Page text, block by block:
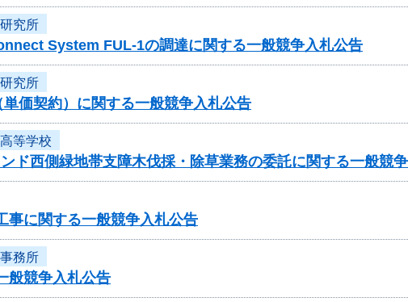
究所
System FUL-1の調達に関する一般競争入札公告
究所
価契約）に関する一般競争入札公告
等学校
ド西側緑地帯支障木伐採・除草業務の委託に関する一般競
事に関する一般競争入札公告
務所
般競争入札公告